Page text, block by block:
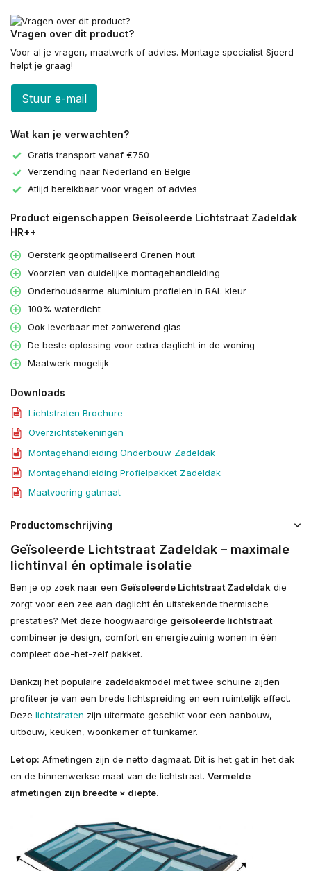
Vragen over dit product?
Voor al je vragen, maatwerk of advies. Montage specialist Sjoerd
helpt je graag!
Stuur e-mail
Wat kan je verwachten?
Gratis transport vanaf €750
Verzending naar Nederland en België
Atlijd bereikbaar voor vragen of advies
Product eigenschappen Geïsoleerde Lichtstraat Zadeldak
HR++
Oersterk geoptimaliseerd Grenen hout
Voorzien van duidelijke montagehandleiding
Onderhoudsarme aluminium profielen in RAL kleur
100% waterdicht
Ook leverbaar met zonwerend glas
De beste oplossing voor extra daglicht in de woning
Maatwerk mogelijk
Downloads
Lichtstraten Brochure
Overzichtstekeningen
Montagehandleiding Onderbouw Zadeldak
Montagehandleiding Profielpakket Zadeldak
Maatvoering gatmaat
Productomschrijving
Geïsoleerde Lichtstraat Zadeldak – maximale
lichtinval én optimale isolatie
Ben je op zoek naar een Geïsoleerde Lichtstraat Zadeldak die
zorgt voor een zee aan daglicht én uitstekende thermische
prestaties? Met deze hoogwaardige geïsoleerde lichtstraat
combineer je design, comfort en energiezuinig wonen in één
compleet doe-het-zelf pakket.
Dankzij het populaire zadeldakmodel met twee schuine zijden
profiteer je van een brede lichtspreiding en een ruimtelijk effect.
Deze lichtstraten zijn uitermate geschikt voor een aanbouw,
uitbouw, keuken, woonkamer of tuinkamer.
Let op: Afmetingen zijn de netto dagmaat. Dit is het gat in het dak
en de binnenwerkse maat van de lichtstraat. Vermelde
afmetingen zijn breedte × diepte.